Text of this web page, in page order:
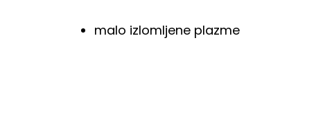
malo izlomljene plazme